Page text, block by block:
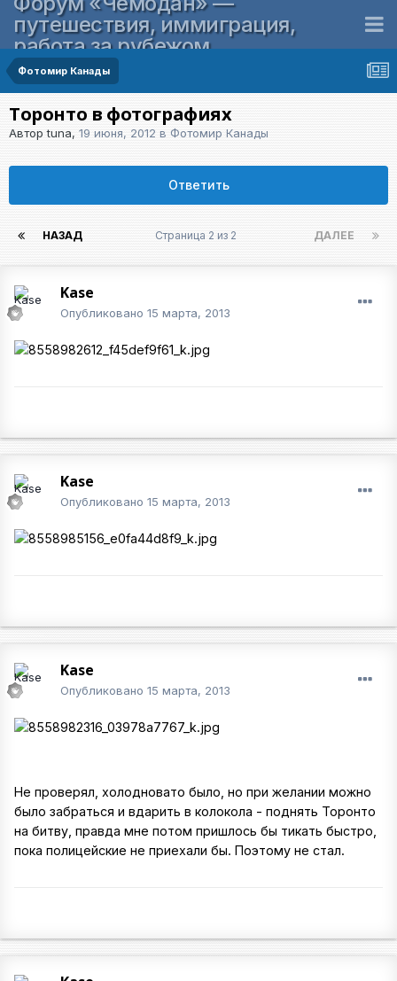
путешествия, иммиграция,
работа за рубежом
Фотомир Канады
Торонто в фотографиях
Авторtuna, 19 июня, 2012 в Фотомир Канады
Ответить
НАЗАД ДАЛЕЕ
Страница 2 из 2
Kase
Опубликовано 15 марта, 2013
Kase
Опубликовано 15 марта, 2013
Kase
Опубликовано 15 марта, 2013
Не проверял, холодновато было, но при желании можно
было забраться и вдарить в колокола - поднять Торонто
на битву, правда мне потом пришлось бы тикать быстро,
пока полицейские не приехали бы. Поэтому не стал.